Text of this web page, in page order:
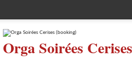
Orga Soirées